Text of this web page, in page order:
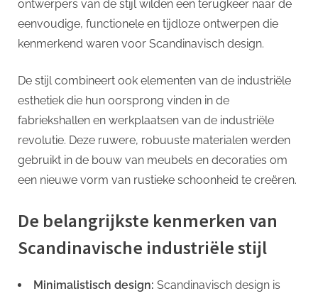
ontwerpers van de stijl wilden een terugkeer naar de
eenvoudige, functionele en tijdloze ontwerpen die
kenmerkend waren voor Scandinavisch design.
De stijl combineert ook elementen van de industriële
esthetiek die hun oorsprong vinden in de
fabriekshallen en werkplaatsen van de industriële
revolutie. Deze ruwere, robuuste materialen werden
gebruikt in de bouw van meubels en decoraties om
een ​​nieuwe vorm van rustieke schoonheid te creëren.
De belangrijkste kenmerken van
Scandinavische industriële stijl
Minimalistisch design: Scandinavisch design is